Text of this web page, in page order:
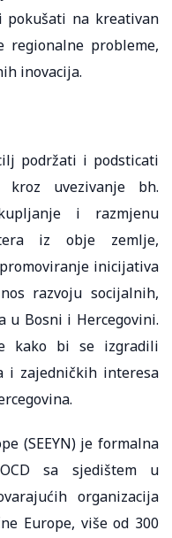
pokušati na kreativan
regionalne probleme,
inovacija.
podržati i podsticati
kroz uvezivanje bh.
i razmjenu
iz obje zemlje,
inicijativa
razvoju socijalnih,
u Bosni i Hercegovini.
kako bi se izgradili
i zajedničkih interesa
(SEEYN) je formalna
sa sjedištem u
organizacija
Europe, više od 300